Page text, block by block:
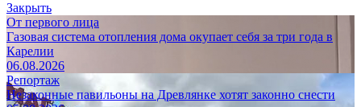
Закрыть
От первого лица
Газовая система отопления дома окупает себя за три года в
Карелии
06.08.2026
Репортаж
Незаконные павильоны на Древлянке хотят законно снести